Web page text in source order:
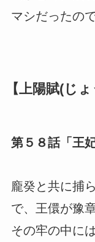
マシだったの
【上陽賦(じ
第５８話「王
龐癸と共に捕
で、王儇が豫
その牢の中に